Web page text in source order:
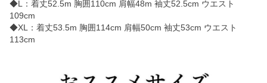
◆L：着丈52.5m 胸囲110cm 肩幅48m 袖丈52.5cm ウエスト
109cm
◆XL：着丈53.5m 胸囲114cm 肩幅50cm 袖丈53cm ウエスト
113cm